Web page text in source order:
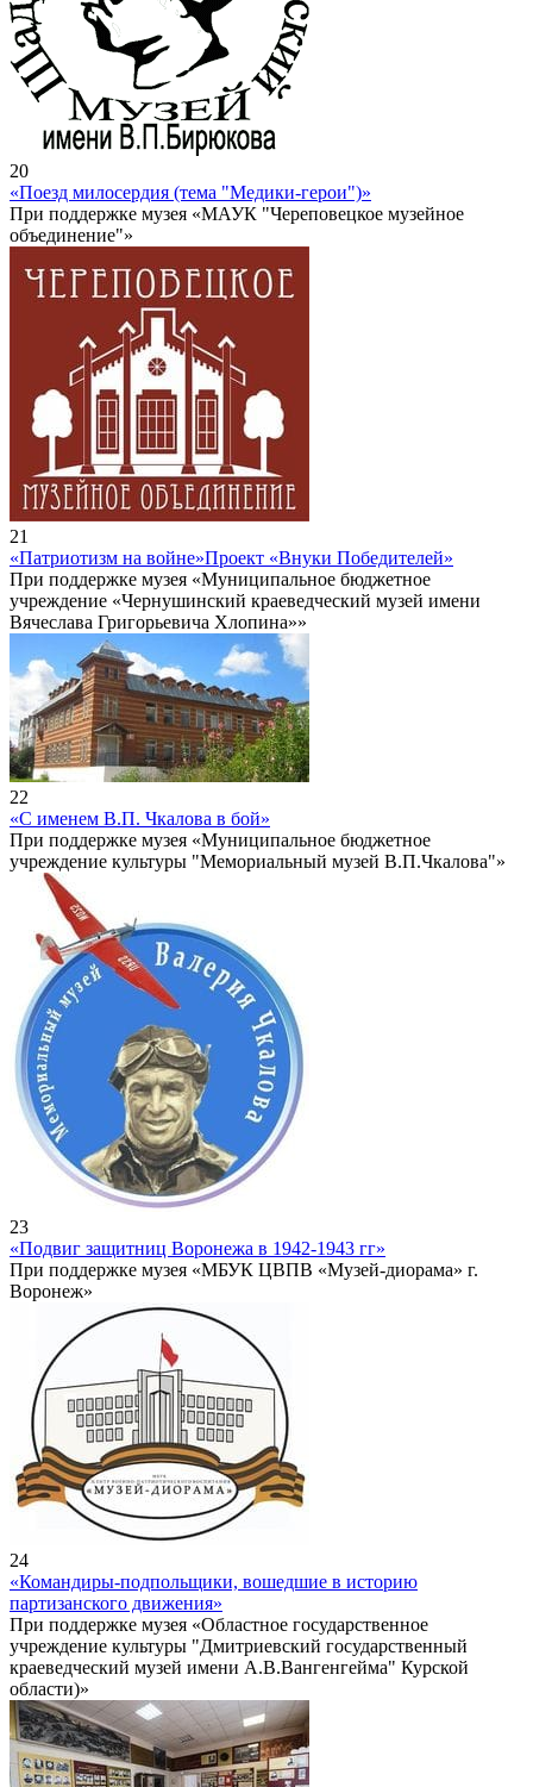
20
«Поезд милосердия (тема "Медики-герои")»
При поддержке музея «МАУК "Череповецкое музейное
объединение"»
21
«Патриотизм на войне»Проект «Внуки Победителей»
При поддержке музея «Муниципальное бюджетное
учреждение «Чернушинский краеведческий музей имени
Вячеслава Григорьевича Хлопина»»
22
«С именем В.П. Чкалова в бой»
При поддержке музея «Муниципальное бюджетное
учреждение культуры "Мемориальный музей В.П.Чкалова"»
23
«Подвиг защитниц Воронежа в 1942-1943 гг»
При поддержке музея «МБУК ЦВПВ «Музей-диорама» г.
Воронеж»
24
«Командиры-подпольщики, вошедшие в историю
партизанского движения»
При поддержке музея «Областное государственное
учреждение культуры "Дмитриевский государственный
краеведческий музей имени А.В.Вангенгейма" Курской
области)»